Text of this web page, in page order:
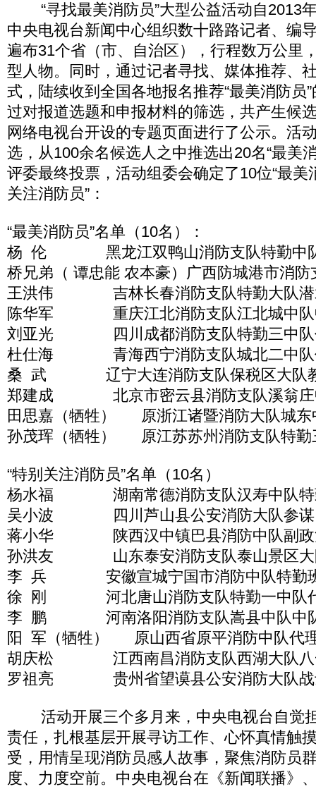
“寻找最美消防员”大型公益活动自2013
中央电视台新闻中心组织数十路路记者、编
遍布31个省（市、自治区），行程数万公里
型人物。同时，通过记者寻找、媒体推荐、
式，陆续收到全国各地报名推荐“最美消防员
过对报道选题和申报材料的筛选，共产生候
网络电视台开设的专题页面进行了公示。活
选，从100余名候选人之中推选出20名“最美
评委最终投票，活动组委会确定了10位“最美
关注消防员”：
“最美消防员”名单（10名）：
杨 伦 黑龙江双鸭山消防支队特勤中队
桥兄弟（ 谭忠能 农本豪）广西防城港市消防
王洪伟 吉林长春消防支队特勤大队潜
陈华军 重庆江北消防支队江北城中队
刘亚光 四川成都消防支队特勤三中队
杜仕海 青海西宁消防支队城北二中队
桑 武 辽宁大连消防支队保税区大队
郑建成 北京市密云县消防支队溪翁庄
田思嘉（牺牲） 原浙江诸暨消防大队城东
孙茂珲（牺牲） 原江苏苏州消防支队特勤
“特别关注消防员”名单（10名）
杨水福 湖南常德消防支队汉寿中队特
吴小波 四川芦山县公安消防大队参谋
蒋小华 陕西汉中镇巴县消防中队副政
孙洪友 山东泰安消防支队泰山景区大
李 兵 安徽宣城宁国市消防中队特勤
徐 刚 河北唐山消防支队特勤一中队代
李 鹏 河南洛阳消防支队嵩县中队中
阳 军（牺牲） 原山西省原平消防中队代
胡庆松 江西南昌消防支队西湖大队八
罗祖亮 贵州省望谟县公安消防大队战
活动开展三个多月来，中央电视台自觉
责任，扎根基层开展寻访工作、心怀真情触
受，用情呈现消防员感人故事，聚焦消防员
度、力度空前。中央电视台在《新闻联播》